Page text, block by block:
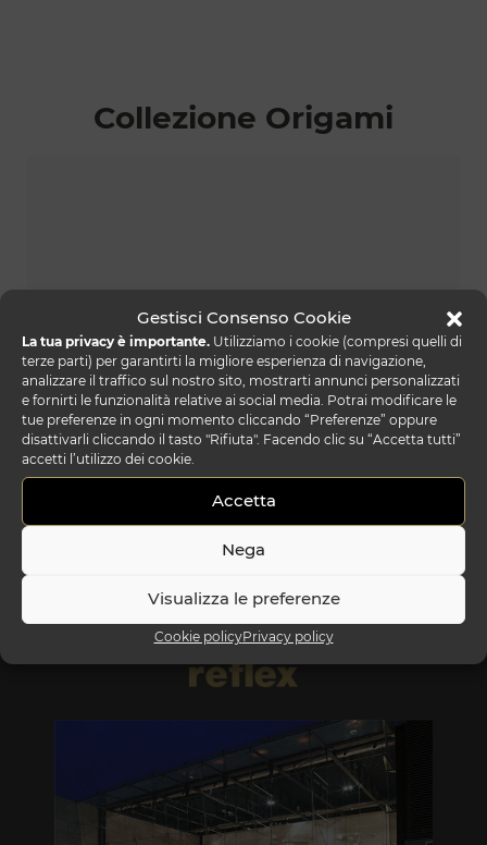
Gestisci Consenso Cookie
La tua privacy è importante. Utilizziamo i cookie (compresi quelli di
terze parti) per garantirti la migliore esperienza di navigazione,
analizzare il traffico sul nostro sito, mostrarti annunci personalizzati
e fornirti le funzionalità relative ai social media. Potrai modificare le
tue preferenze in ogni momento cliccando “Preferenze” oppure
disattivarli cliccando il tasto "Rifiuta". Facendo clic su “Accetta tutti”
accetti l’utilizzo dei cookie.
Accetta
Nega
Visualizza le preferenze
Cookie policyPrivacy policy
Collezione Origami
origami sedia office